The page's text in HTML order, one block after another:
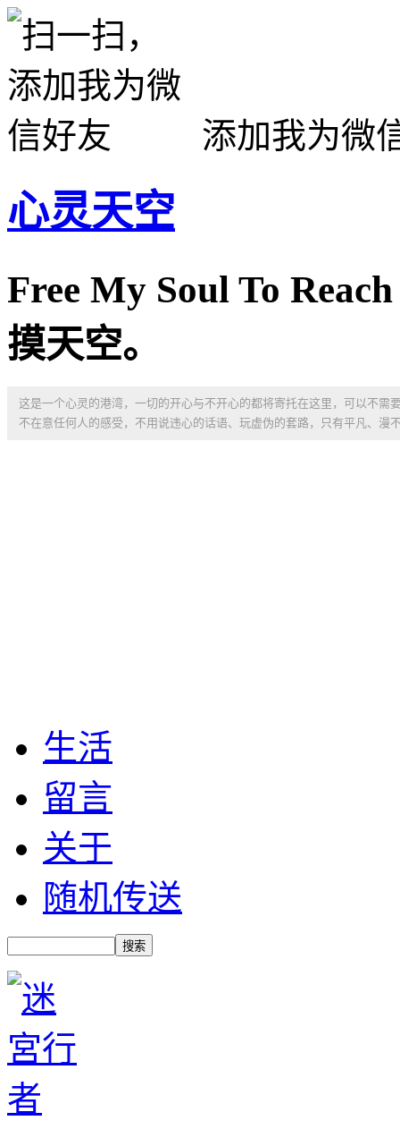
添加我为微
心灵天空
Free My Soul To
摸天空。
这是一个心灵的港湾，一切的开心与不开心的都将寄托在这里，可以不需
不在意任何人的感受，不用说违心的话语、玩虚伪的套路，只有平凡、漫
生活
留言
关于
随机传送